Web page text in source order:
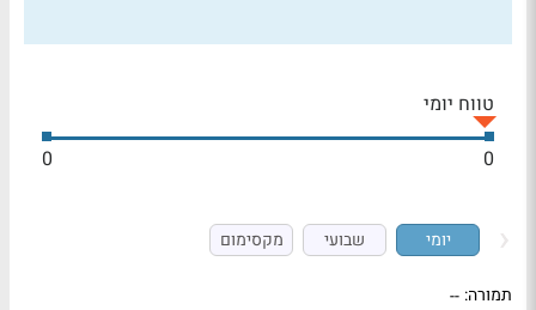
טווח יומי
0
0
יומי שבועי מקסימום
תמורה: --